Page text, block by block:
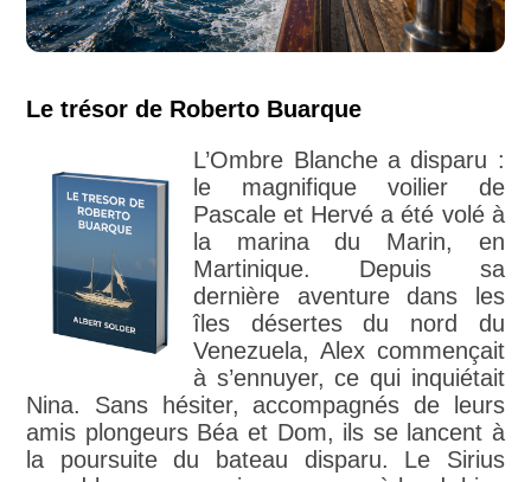
Le trésor de Roberto Buarque
L’Ombre Blanche a disparu :
le magnifique voilier de
Pascale et Hervé a été volé à
la marina du Marin, en
Martinique. Depuis sa
dernière aventure dans les
îles désertes du nord du
Venezuela, Alex commençait
à s’ennuyer, ce qui inquiétait
Nina. Sans hésiter, accompagnés de leurs
amis plongeurs Béa et Dom, ils se lancent à
la poursuite du bateau disparu. Le Sirius